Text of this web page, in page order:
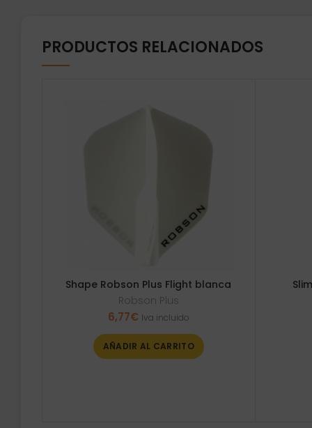
PRODUCTOS RELACIONADOS
Shape Robson Plus Flight blanca
Robson Plus
6,77€ Iva incluido
AÑADIR AL CARRITO